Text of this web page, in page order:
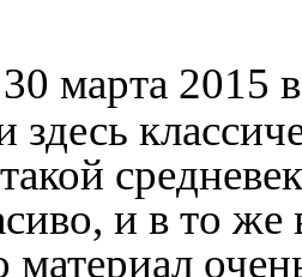
30 марта 2015
здесь
и в то
материал